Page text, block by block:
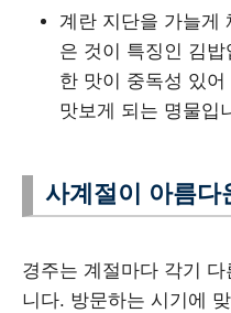
계란 지단을 가늘게
은 것이 특징인 김
한 맛이 중독성 있
맛보게 되는 명물입
사계절이 아름다
경주는 계절마다 각기
니다. 방문하는 시기에